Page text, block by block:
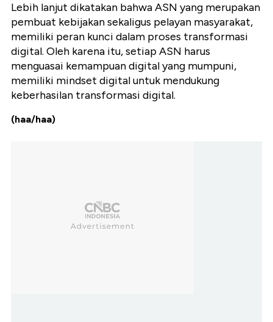
Lebih lanjut dikatakan bahwa ASN yang merupakan
pembuat kebijakan sekaligus pelayan masyarakat,
memiliki peran kunci dalam proses transformasi
digital. Oleh karena itu, setiap ASN harus
menguasai kemampuan digital yang mumpuni,
memiliki mindset digital untuk mendukung
keberhasilan transformasi digital.
(haa/haa)